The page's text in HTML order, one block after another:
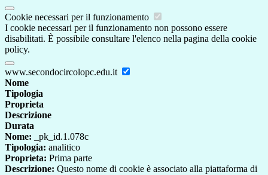
Cookie necessari per il funzionamento
I cookie necessari per il funzionamento non possono essere
disabilitati. È possibile consultare l'elenco nella pagina della cookie
policy.
www.secondocircolopc.edu.it
Nome
Tipologia
Proprieta
Descrizione
Durata
Nome: _pk_id.1.078c
Tipologia: analitico
Proprieta: Prima parte
Descrizione: Questo nome di cookie è associato alla piattaforma di